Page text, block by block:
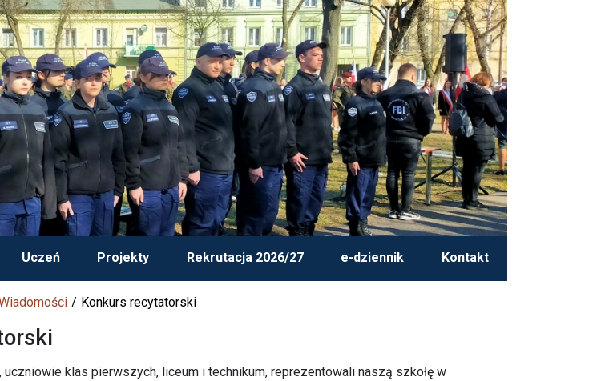
Uczeń Projekty Rekrutacja 2026/27 e-dziennik Kontakt
Konkurs recytatorski
uczniowie klas pierwszych, liceum i technikum, reprezentowali naszą szkołę w